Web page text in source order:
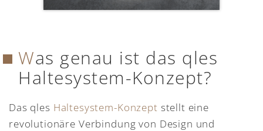
Was genau ist das qles
Haltesystem-Konzept?
Das qles Haltesystem-Konzept stellt eine
revolutionäre Verbindung von Design und